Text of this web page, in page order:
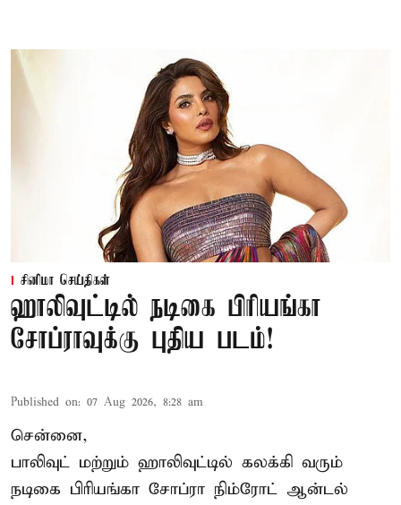
சினிமா செய்திகள்
ஹாலிவுட்டில் நடிகை பிரியங்கா
சோப்ராவுக்கு புதிய படம்!
Published on: 07 Aug 2026, 8:28 am
சென்னை,
பாலிவுட் மற்றும் ஹாலிவுட்டில் கலக்கி வரும்
நடிகை பிரியங்கா சோப்ரா நிம்ரோட் ஆன்டல்